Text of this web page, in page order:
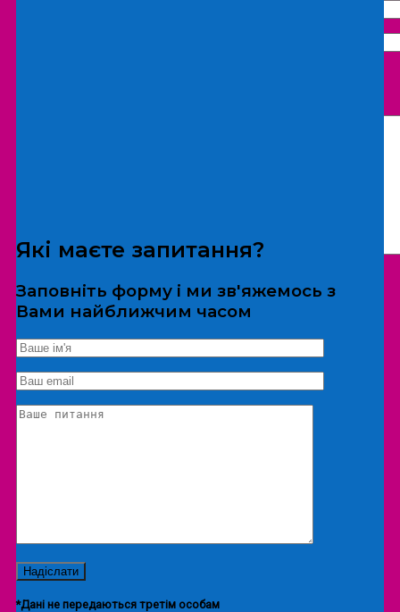
*Дані не передаються третім особам
Екскурсія/локація
Які маєте запитання?
Заповніть форму і ми зв'яжемось з
Вами найближчим часом
*Дані не передаються третім особам